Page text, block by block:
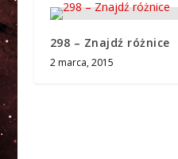
298 – Znajdź różnice
2 marca, 2015